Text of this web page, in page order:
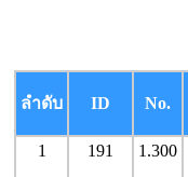
ลำดับ ID No.
1 191 1.300